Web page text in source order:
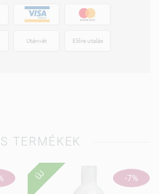
Utánvét Előre utalás
TERMÉKEK
-7%
ÚJ